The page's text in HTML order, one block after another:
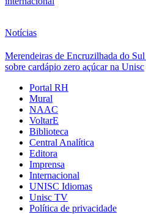
Notícias
Merendeiras de Encruzilhada do
sobre cardápio zero açúcar na Unisc
Portal RH
Mural
NAAC
VoltarE
Biblioteca
Central Analítica
Editora
Imprensa
Internacional
UNISC Idiomas
Unisc TV
Política de privacidade